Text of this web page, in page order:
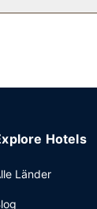
Hotels
Länder